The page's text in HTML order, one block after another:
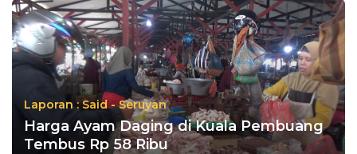
Laporan : Said - Seruyan
Harga Ayam Daging di Kuala Pembuang
Tembus Rp 58 Ribu